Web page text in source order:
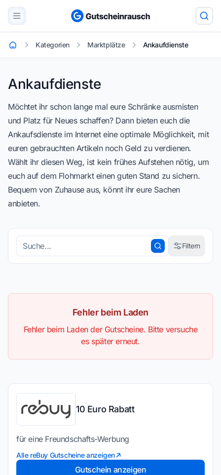
StartseiteKategorien Marktplätze Ankaufdienste
Ankaufdienste
Ankaufdienste
Möchtet ihr schon lange mal eure Schränke ausmisten
und Platz für Neues schaffen? Dann bieten euch die
Ankaufsdienste im Internet eine optimale Möglichkeit, mit
euren gebrauchten Artikeln noch Geld zu verdienen.
Wählt ihr diesen Weg, ist kein frühes Aufstehen nötig, um
euch auf dem Flohmarkt einen guten Stand zu sichern.
Bequem von Zuhause aus, könnt ihr eure Sachen
anbieten.
Filtern
Fehler beim Laden
Fehler beim Laden der Gutscheine. Bitte versuche
es später erneut.
10 Euro Rabatt
für eine Freundschafts-Werbung
Alle reBuy Gutscheine anzeigen
Gutschein anzeigen